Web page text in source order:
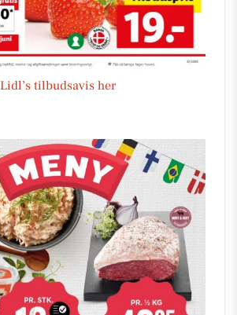
Lidl’s tilbudsavis her